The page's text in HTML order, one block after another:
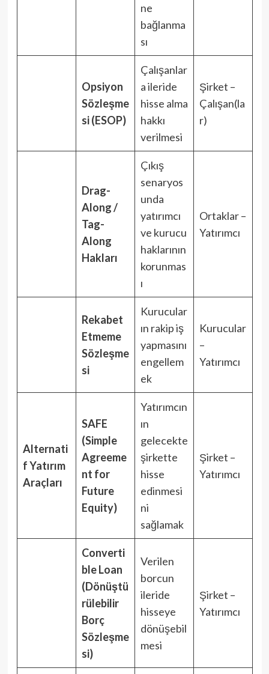
ne
bağlanma
sı
Opsiyon
Sözleşme
si (ESOP)
Çalışanlar
a ileride
hisse alma
hakkı
verilmesi
Şirket –
Çalışan(la
r)
Drag-
Along /
Tag-
Along
Hakları
Çıkış
senaryos
unda
yatırımcı
ve kurucu
haklarının
korunmas
ı
Ortaklar –
Yatırımcı
Rekabet
Etmeme
Sözleşme
si
Kurucular
ın rakip iş
yapmasını
engellem
ek
Kurucular
–
Yatırımcı
Alternati
f Yatırım
Araçları
SAFE
(Simple
Agreeme
nt for
Future
Equity)
Yatırımcın
ın
gelecekte
şirkette
hisse
edinmesi
ni
sağlamak
Şirket –
Yatırımcı
Converti
ble Loan
(Dönüştü
rülebilir
Borç
Sözleşme
si)
Verilen
borcun
ileride
hisseye
dönüşebil
mesi
Şirket –
Yatırımcı